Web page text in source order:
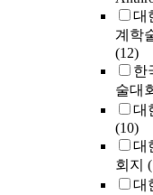
대
계학
(12)
한
술대
대
(10)
대
회지
대